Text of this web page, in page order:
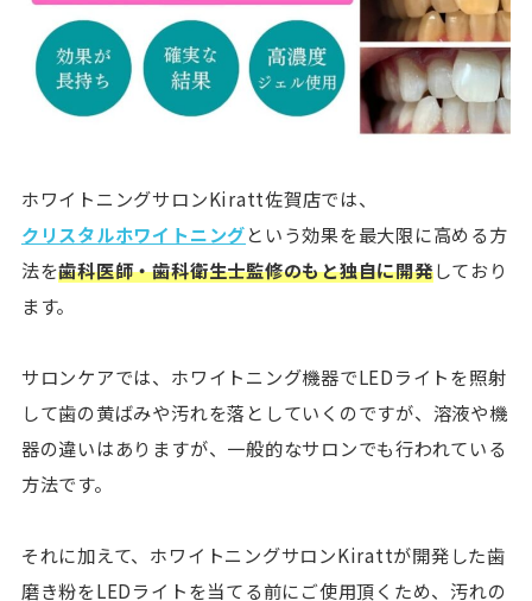
ホワイトニングサロンKiratt佐賀店では、
クリスタルホワイトニングという効果を最大限に高める方
法を歯科医師・歯科衛生士監修のもと独自に開発しており
ます。
サロンケアでは、ホワイトニング機器でLEDライトを照射
して歯の黄ばみや汚れを落としていくのですが、溶液や機
器の違いはありますが、一般的なサロンでも行われている
方法です。
それに加えて、ホワイトニングサロンKirattが開発した歯
磨き粉をLEDライトを当てる前にご使用頂くため、汚れの